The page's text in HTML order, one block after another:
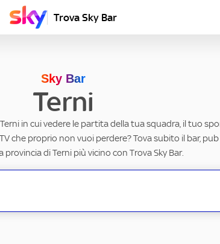
Trova Sky Bar
Sky Bar
Terni
in cui vedere le partita della tua squadra, il tuo
che proprio non vuoi perdere? Tova subito il bar, pub
di Terni più vicino con Trova Sky Bar.